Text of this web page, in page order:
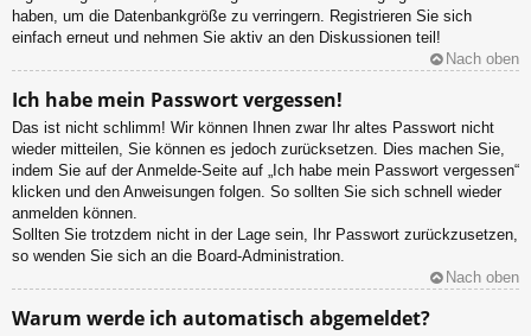
haben, um die Datenbankgröße zu verringern. Registrieren Sie sich
einfach erneut und nehmen Sie aktiv an den Diskussionen teil!
Nach oben
Ich habe mein Passwort vergessen!
Das ist nicht schlimm! Wir können Ihnen zwar Ihr altes Passwort nicht
wieder mitteilen, Sie können es jedoch zurücksetzen. Dies machen Sie,
indem Sie auf der Anmelde-Seite auf „Ich habe mein Passwort vergessen“
klicken und den Anweisungen folgen. So sollten Sie sich schnell wieder
anmelden können.
Sollten Sie trotzdem nicht in der Lage sein, Ihr Passwort zurückzusetzen,
so wenden Sie sich an die Board-Administration.
Nach oben
Warum werde ich automatisch abgemeldet?